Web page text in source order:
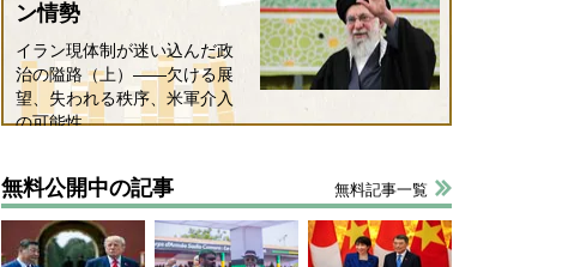
1905年体制」における日米韓安
全保障協力の意味
千々和泰明
2026年5月15日
ホルムズ海峡危機で加速したエ
ネルギー転換が「中国依存」に
行き着くリスク
小山堅
2026年5月14日
ン情勢
イラン現体制が迷い込んだ政
治の隘路（上）――欠ける展
望、失われる秩序、米軍介入
の可能性
無料公開中の記事 無料記事一覧